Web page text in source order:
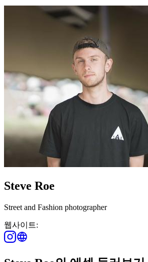
Steve Roe
Street and Fashion photographer
웹사이트: